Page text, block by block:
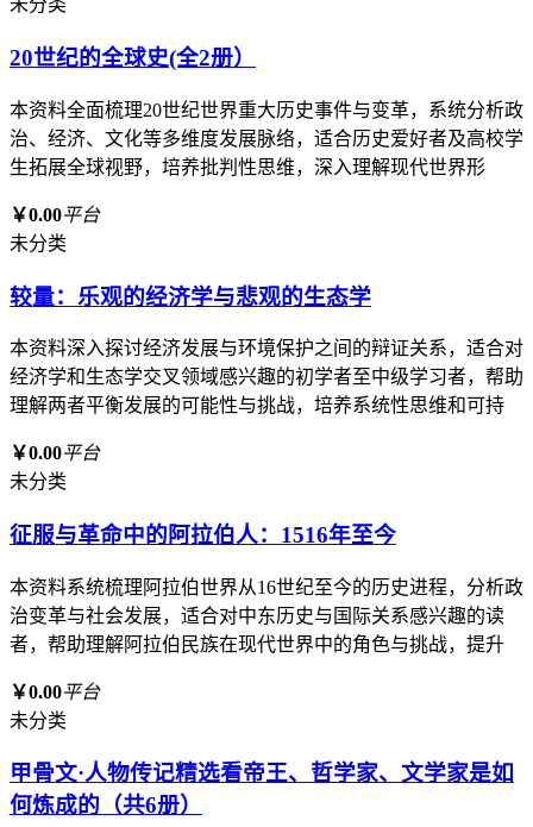
未分类
20世纪的全球史(全2册）
本资料全面梳理20世纪世界重大历史事件与变革，系统分析政
治、经济、文化等多维度发展脉络，适合历史爱好者及高校学
生拓展全球视野，培养批判性思维，深入理解现代世界形
￥0.00平台
未分类
较量：乐观的经济学与悲观的生态学
本资料深入探讨经济发展与环境保护之间的辩证关系，适合对
经济学和生态学交叉领域感兴趣的初学者至中级学习者，帮助
理解两者平衡发展的可能性与挑战，培养系统性思维和可持
￥0.00平台
未分类
征服与革命中的阿拉伯人：1516年至今
本资料系统梳理阿拉伯世界从16世纪至今的历史进程，分析政
治变革与社会发展，适合对中东历史与国际关系感兴趣的读
者，帮助理解阿拉伯民族在现代世界中的角色与挑战，提升
￥0.00平台
未分类
甲骨文·人物传记精选看帝王、哲学家、文学家是如
何炼成的（共6册）